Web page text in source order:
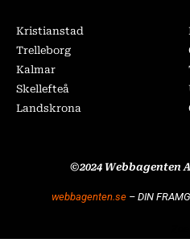
Kristianstad
Trelleborg
Kalmar
Skellefteå
Landskrona
©2024 Webbagenten
webbagenten.se – DIN